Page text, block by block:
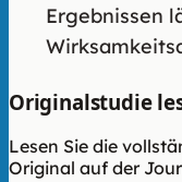
Ergebnissen
Originalstudie
Lesen Sie die
Original auf der